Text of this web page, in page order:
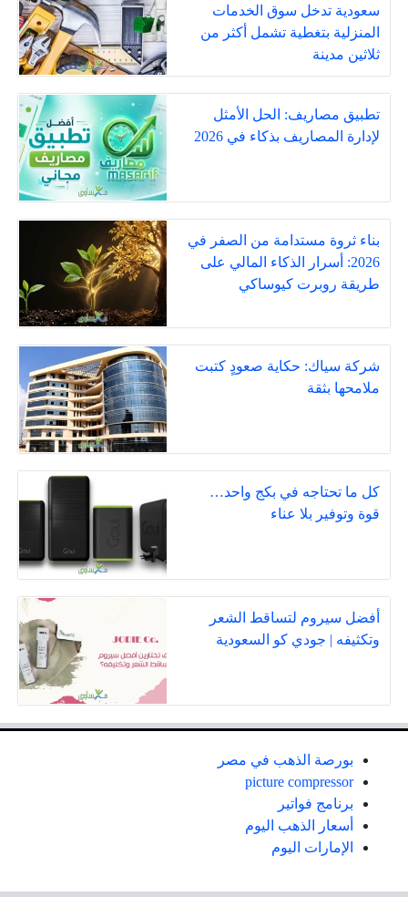
سعودية تدخل سوق الخدمات
المنزلية بتغطية تشمل أكثر من
ثلاثين مدينة
تطبيق مصاريف: الحل الأمثل
لإدارة المصاريف بذكاء في 2026
بناء ثروة مستدامة من الصفر في
2026: أسرار الذكاء المالي على
طريقة روبرت كيوساكي
شركة سياك: حكاية صعودٍ كتبت
ملامحها بثقة
كل ما تحتاجه في بكج واحد…
قوة وتوفير بلا عناء
أفضل سيروم لتساقط الشعر
وتكثيفه | جودي كو السعودية
بورصة الذهب في مصر
picture compressor
برنامج فواتير
أسعار الذهب اليوم
الإمارات اليوم